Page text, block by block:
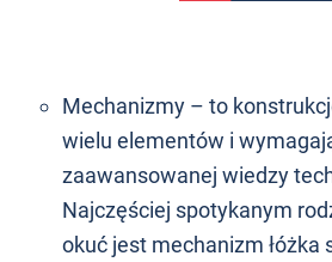
Mechanizmy – to
wielu elementów i
zaawansowanej wiedzy
Najczęściej spotykanym
okuć jest mechanizm łóżka